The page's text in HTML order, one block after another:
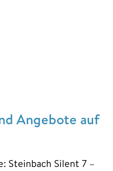
Angebote auf
Steinbach Silent 7 –